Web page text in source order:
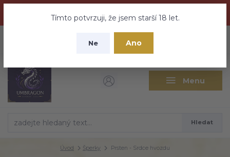
nebuďte vyděšeni zde najdete vše a ještě mnohem víc
Tímto potvrzuji, že jsem starší 18 let.
Ne Ano
Menu
CZK
Hledat
Úvod Šperky Prsten - Srdce hvozdu